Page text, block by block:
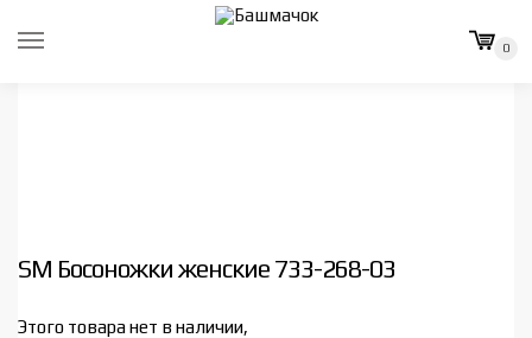
0
SM Босоножки женские 733-268-03
Этого товара нет в наличии,